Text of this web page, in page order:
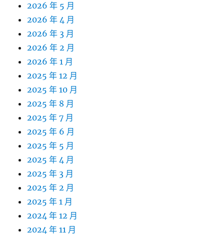
2026 年 5 月
2026 年 4 月
2026 年 3 月
2026 年 2 月
2026 年 1 月
2025 年 12 月
2025 年 10 月
2025 年 8 月
2025 年 7 月
2025 年 6 月
2025 年 5 月
2025 年 4 月
2025 年 3 月
2025 年 2 月
2025 年 1 月
2024 年 12 月
2024 年 11 月